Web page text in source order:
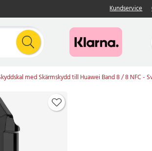
Kundservice
med Skärmskydd till Huawei Band 8 / 8 NFC -